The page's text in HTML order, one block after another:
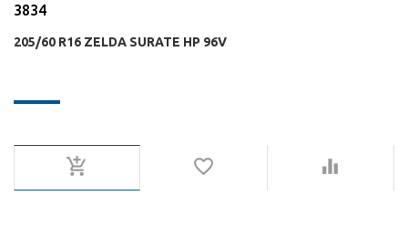
3834
205/60 R16 ZELDA SURATE HP 96V